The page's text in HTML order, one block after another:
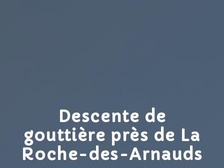
Descente de
gouttière près de La
Roche-des-Arnauds